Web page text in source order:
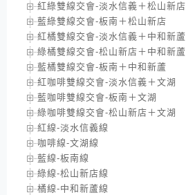
紅綠雙線交會-淡水信義＋松山新店
藍綠雙線交會-板南＋松山新店
紅橘雙線交會-淡水信義＋中和新蘆
綠橘雙線交會-松山新店＋中和新蘆
藍橘雙線交會-板南＋中和新蘆
紅咖啡雙線交會-淡水信義＋文湖
藍咖啡雙線交會-板南＋文湖
綠咖啡雙線交會-松山新店＋文湖
紅線-淡水信義線
咖啡線-文湖線
藍線-板南線
綠線-松山新店線
橘線-中和新蘆線